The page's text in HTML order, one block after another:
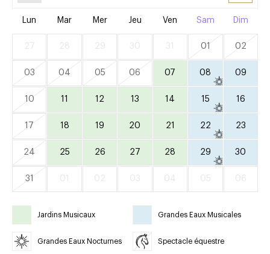
Lun Mar Mer Jeu Ven Sam Dim
27 28 29 30 31 01 02
03 04 05 06 07 08 09
10 11 12 13 14 15 16
17 18 19 20 21 22 23
24 25 26 27 28 29 30
31 01 02 03 04 05 06
Jardins Musicaux Grandes Eaux Musicales
Grandes Eaux Nocturnes Spectacle équestre